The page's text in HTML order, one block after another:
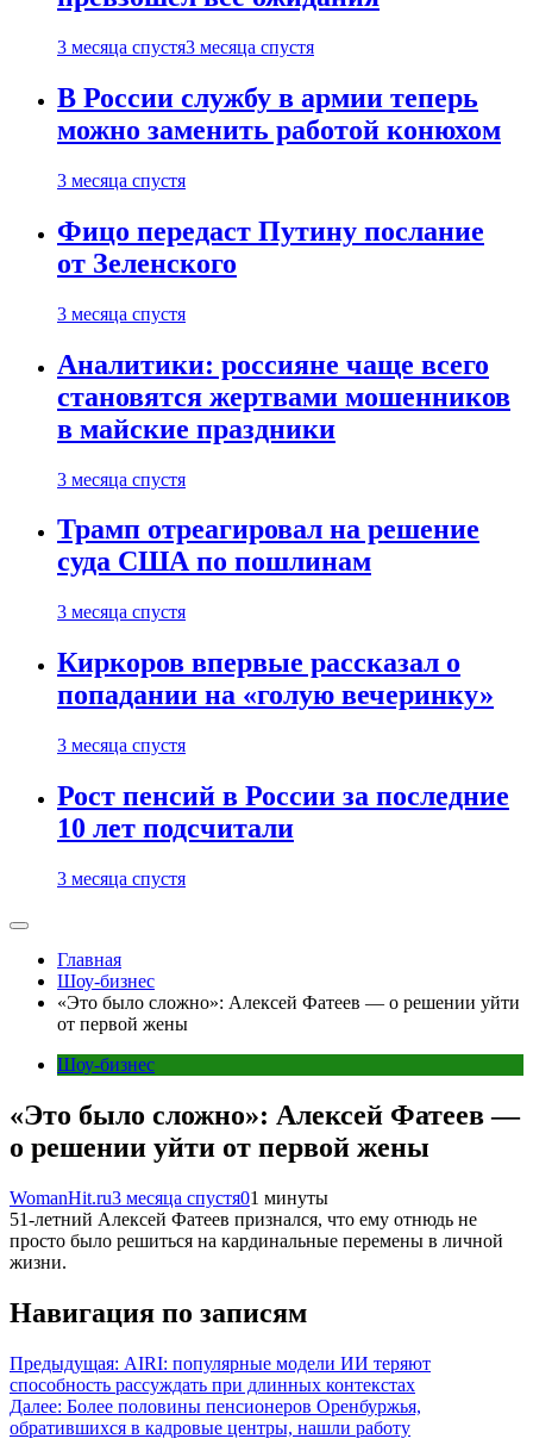
3 месяца спустя3 месяца спустя
В России службу в армии теперь
можно заменить работой конюхом
3 месяца спустя
Фицо передаст Путину послание
от Зеленского
3 месяца спустя
Аналитики: россияне чаще всего
становятся жертвами мошенников
в майские праздники
3 месяца спустя
Трамп отреагировал на решение
суда США по пошлинам
3 месяца спустя
Киркоров впервые рассказал о
попадании на «голую вечеринку»
3 месяца спустя
Рост пенсий в России за последние
10 лет подсчитали
3 месяца спустя
Главная
Шоу-бизнес
«Это было сложно»: Алексей Фатеев — о решении уйти
от первой жены
Шоу-бизнес
«Это было сложно»: Алексей Фатеев —
о решении уйти от первой жены
WomanHit.ru3 месяца спустя01 минуты
51-летний Алексей Фатеев признался, что ему отнюдь не
просто было решиться на кардинальные перемены в личной
жизни.
Навигация по записям
Предыдущая: AIRI: популярные модели ИИ теряют
способность рассуждать при длинных контекстах
Далее: Более половины пенсионеров Оренбуржья,
обратившихся в кадровые центры, нашли работу